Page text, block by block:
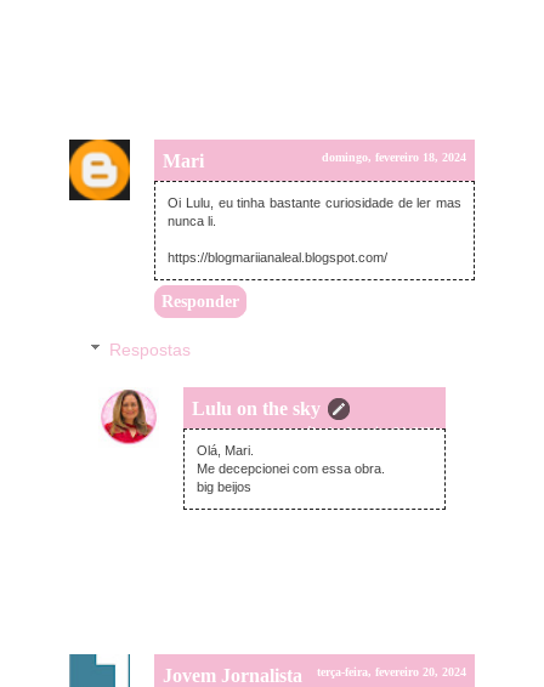
Mari domingo, fevereiro 18, 2024
Oi Lulu, eu tinha bastante curiosidade de ler mas
nunca li.
https://blogmariianaleal.blogspot.com/
Responder
Respostas
Lulu on the sky
sábado, fevereiro 24, 2024
Olá, Mari.
Me decepcionei com essa obra.
big beijos
Jovem Jornalista terça-feira, fevereiro 20, 2024